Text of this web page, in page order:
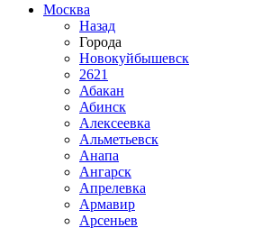
Москва
Назад
Города
Новокуйбышевск
2621
Абакан
Абинск
Алексеевка
Альметьевск
Анапа
Ангарск
Апрелевка
Армавир
Арсеньев